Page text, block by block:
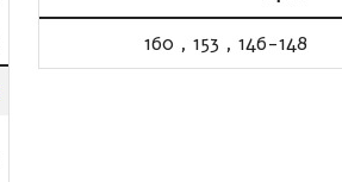
146-148
,
153
,
160